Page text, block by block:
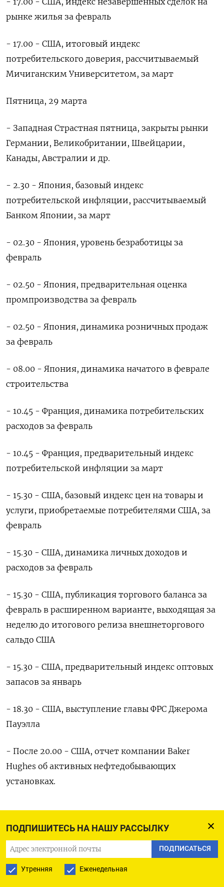
ПОДПИШИТЕСЬ НА НАШУ РАССЫЛКУ
ПОДПИСАТЬСЯ
Утренняя Еженедельная
рынке жилья за февраль
- 17.00 - США, итоговый индекс
потребительского доверия, рассчитываемый
Мичиганским Университетом, за март
Пятница, 29 марта
- Западная Страстная пятница, закрыты рынки
Германии, Великобритании, Швейцарии,
Канады, Австралии и др.
- 2.30 - Япония, базовый индекс
потребительской инфляции, рассчитываемый
Банком Японии, за март
- 02.30 - Япония, уровень безработицы за
февраль
- 02.50 - Япония, предварительная оценка
промпроизводства за февраль
- 02.50 - Япония, динамика розничных продаж
за февраль
- 08.00 - Япония, динамика начатого в феврале
строительства
- 10.45 - Франция, динамика потребительских
расходов за февраль
- 10.45 - Франция, предварительный индекс
потребительской инфляции за март
- 15.30 - США, базовый индекс цен на товары и
услуги, приобретаемые потребителями США, за
февраль
- 15.30 - США, динамика личных доходов и
расходов за февраль
- 15.30 - США, публикация торгового баланса за
февраль в расширенном варианте, выходящая за
неделю до итогового релиза внешнеторгового
сальдо США
- 15.30 - США, предварительный индекс оптовых
запасов за январь
- 18.30 - США, выступление главы ФРС Джерома
Пауэлла
- После 20.00 - США, отчет компании Baker
Hughes об активных нефтедобывающих
установках.
ПОДПИСАТЬСЯ НА ТЕЛЕГРАМ